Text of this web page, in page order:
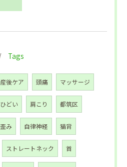
Tags
産後ケア 頭痛 マッサージ
ひどい 肩こり 都筑区
歪み 自律神経 猫背
ストレートネック 首